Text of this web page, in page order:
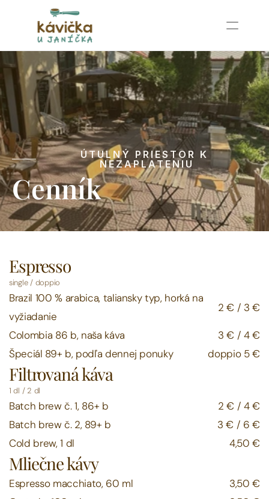
Príbeh
Cenník
Kontakt
Blumentál
Kamzík
Partizánska lúka
Podujatia u nás
Prenájom priestorov
Prídeme za Vami
ÚTULNÝ PRIESTOR K
NEZAPLATENIU
Cenník
Espresso
single / doppio
Brazil 100 % arabica, taliansky typ, horká na
vyžiadanie
2 € / 3 €
Colombia 86 b, naša káva
3 € / 4 €
Špeciál 89+ b, podľa dennej ponuky
doppio 5 €
Filtrovaná káva
1 dl / 2 dl
Batch brew č. 1, 86+ b
2 € / 4 €
Batch brew č. 2, 89+ b
3 € / 6 €
Cold brew, 1 dl
4,50 €
Mliečne kávy
Espresso macchiato, 60 ml
3,50 €